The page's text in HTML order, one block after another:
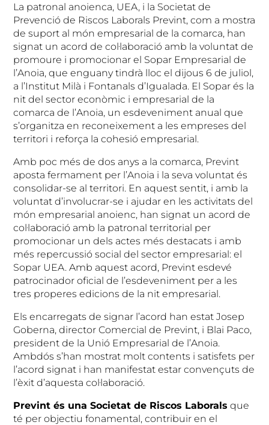
La patronal anoienca, UEA, i la Societat de
Prevenció de Riscos Laborals Prevint, com a mostra
de suport al món empresarial de la comarca, han
signat un acord de col·laboració amb la voluntat de
promoure i promocionar el Sopar Empresarial de
l’Anoia, que enguany tindrà lloc el dijous 6 de juliol,
a l’Institut Milà i Fontanals d’Igualada. El Sopar és la
nit del sector econòmic i empresarial de la
comarca de l’Anoia, un esdeveniment anual que
s’organitza en reconeixement a les empreses del
territori i reforça la cohesió empresarial.
Amb poc més de dos anys a la comarca, Prevint
aposta fermament per l’Anoia i la seva voluntat és
consolidar-se al territori. En aquest sentit, i amb la
voluntat d’involucrar-se i ajudar en les activitats del
món empresarial anoienc, han signat un acord de
col·laboració amb la patronal territorial per
promocionar un dels actes més destacats i amb
més repercussió social del sector empresarial: el
Sopar UEA. Amb aquest acord, Prevint esdevé
patrocinador oficial de l’esdeveniment per a les
tres properes edicions de la nit empresarial.
Els encarregats de signar l’acord han estat Josep
Goberna, director Comercial de Prevint, i Blai Paco,
president de la Unió Empresarial de l’Anoia.
Ambdós s’han mostrat molt contents i satisfets per
l’acord signat i han manifestat estar convençuts de
l’èxit d’aquesta col·laboració.
Prevint és una Societat de Riscos Laborals que
té per objectiu fonamental, contribuir en el